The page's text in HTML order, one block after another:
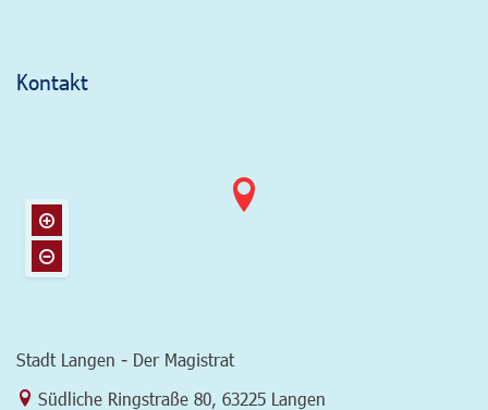
Kontakt
Stadt Langen - Der Magistrat
Link zur Google-Maps Navigation
Südliche Ringstraße 80 63225 Langen